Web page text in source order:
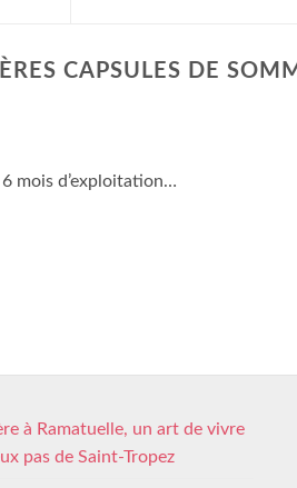
CAPSULES DE
mois d’exploitation…
à Ramatuelle, un art de vivre
pas de Saint-Tropez